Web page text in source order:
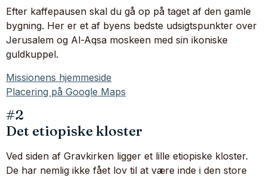
Efter kaffepausen skal du gå op på taget af den gamle
bygning. Her er et af byens bedste udsigtspunkter over
Jerusalem og Al-Aqsa moskeen med sin ikoniske
guldkuppel.
Missionens hjemmeside
Placering på Google Maps
#2
Det etiopiske kloster
Ved siden af Gravkirken ligger et lille etiopiske kloster.
De har nemlig ikke fået lov til at være inde i den store